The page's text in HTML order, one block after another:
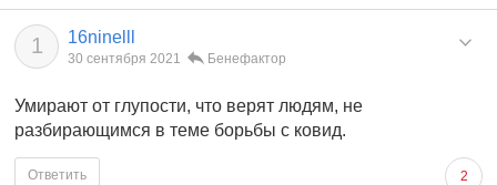
1 16ninelll
30 сентября 2021 Бенефактор
Умирают от глупости, что верят людям, не
разбирающимся в теме борьбы с ковид.
2
Ответить